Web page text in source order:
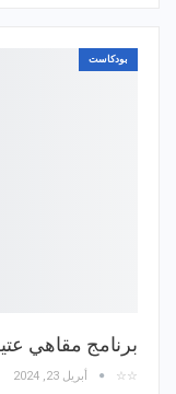
بودكاست
برنامج مقاهي
☆☆ أبريل 23, 2024